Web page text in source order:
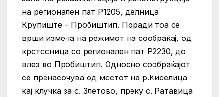
на регионален пат Р1205, делница
Крупиште – Пробиштип. Поради тоа се
врши измена на режимот на сообраќај, од
крстосница со регионален пат Р2230, до
влез во Пробиштип. Односно сообраќајот
се пренасочува од мостот на р.Киселица
кај клучка за с. Злетово, преку с. Ратавица